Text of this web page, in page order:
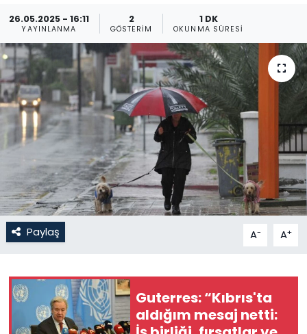
26.05.2025 - 16:11
YAYINLANMA
2
GÖSTERIM
1 DK
OKUNMA SÜRESI
Paylaş A- A+
Guterres: “Kıbrıs'ta
aldığım mesaj netti:
Güncel
Gündem
KKTC
KKTC YEREL SEÇİM 2018
Kültür Sanat
Magazin
Moda
Otomobil Dünyası